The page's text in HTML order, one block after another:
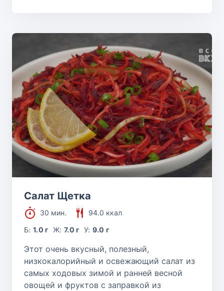
Салат Щетка
30 мин.
94.0 ккал
Б:1.0 г Ж: 7.0 г У: 9.0 г
Этот очень вкусный, полезный,
низкокалорийный и освежающий салат из
самых ходовых зимой и ранней весной
овощей и фруктов с заправкой из